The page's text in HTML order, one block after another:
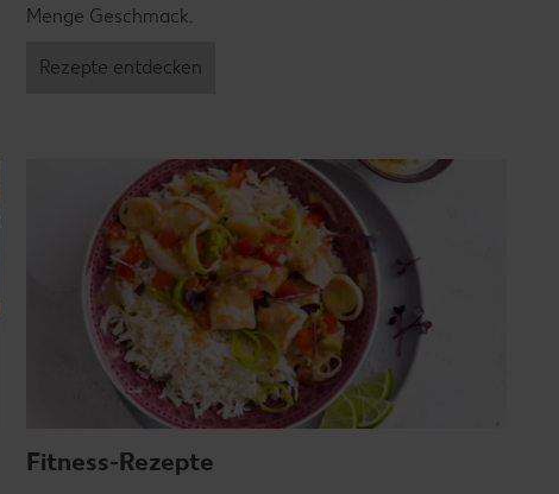
Menge Geschmack.
Rezepte entdecken
Fitness-Rezepte